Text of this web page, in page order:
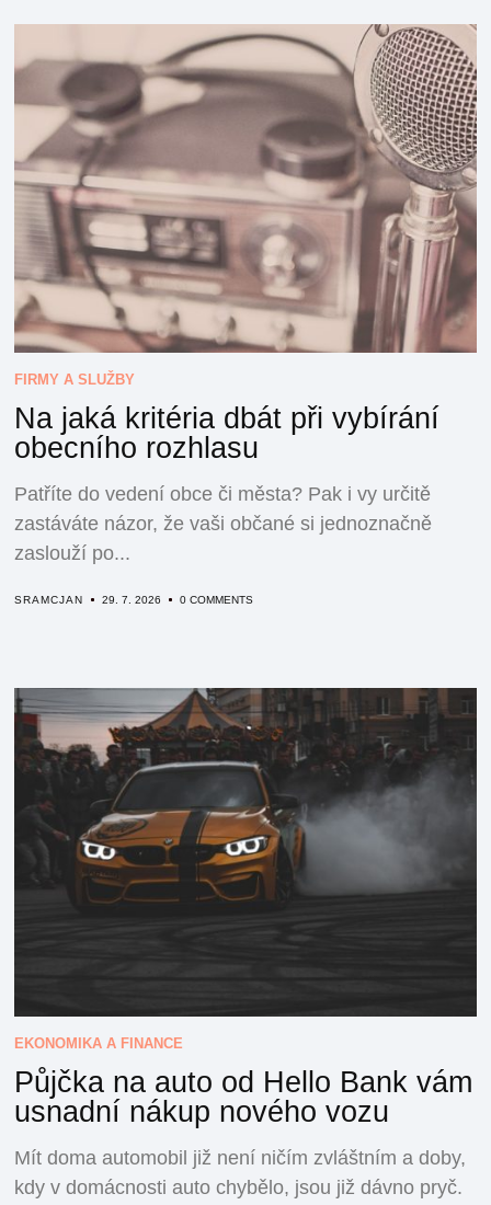
FIRMY A SLUŽBY
Na jaká kritéria dbát při vybírání
obecního rozhlasu
Patříte do vedení obce či města? Pak i vy určitě
zastáváte názor, že vaši občané si jednoznačně
zaslouží po...
SRAMCJAN 29. 7. 2026 0 COMMENTS
EKONOMIKA A FINANCE
Půjčka na auto od Hello Bank vám
usnadní nákup nového vozu
Mít doma automobil již není ničím zvláštním a doby,
kdy v domácnosti auto chybělo, jsou již dávno pryč.